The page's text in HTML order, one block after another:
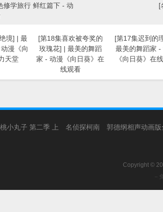
修学旅行 鲜红篇下 - 动
[
境] | 最
漫《向
天堂
[第18集喜欢被夸奖的
玫瑰花] | 最美的舞蹈
家 - 动漫《向日葵》在
线观看
[第17集迟到的
最美的舞蹈家 -
《向日葵》在
小丸子 第二季 上 名侦探柯南 郭德纲相声动画版
Copyright ©
－